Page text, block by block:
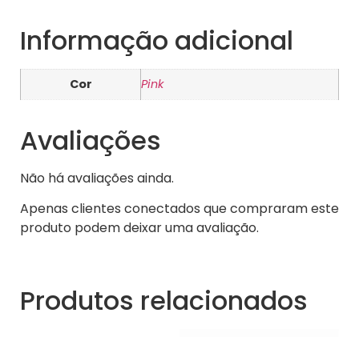
Informação adicional
Cor Pink
Avaliações
Não há avaliações ainda.
Apenas clientes conectados que compraram este
produto podem deixar uma avaliação.
Produtos relacionados